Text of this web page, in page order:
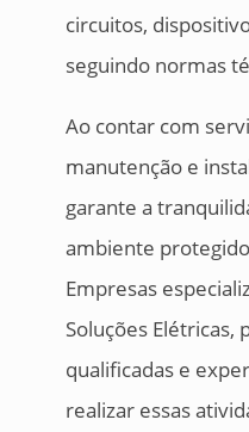
circuitos,
seguindo normas
Ao contar com
manutenção e
garante a
ambiente
Empresas
Soluções Elétricas,
qualificadas e
realizar essas